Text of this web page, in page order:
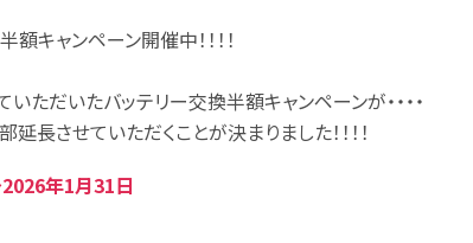
キャンペーン開催中！！！！
ただいたバッテリー交換半額キャンペーンが・・・・
長させていただくことが決まりました！！！！
年1月31日